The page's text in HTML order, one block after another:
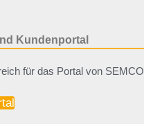
Kundenportal
für das Portal von SEMCO